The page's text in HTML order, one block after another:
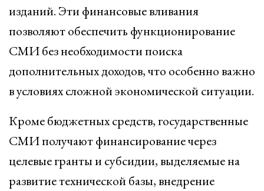
изданий. Эти финансовые вливания
позволяют обеспечить функционирование
СМИ без необходимости поиска
дополнительных доходов, что особенно важно
в условиях сложной экономической ситуации.
Кроме бюджетных средств, государственные
СМИ получают финансирование через
целевые гранты и субсидии, выделяемые на
развитие технической базы, внедрение